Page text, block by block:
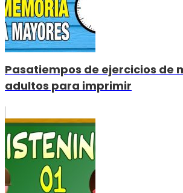
Pasatiempos de ejercicios de
adultos para imprimir